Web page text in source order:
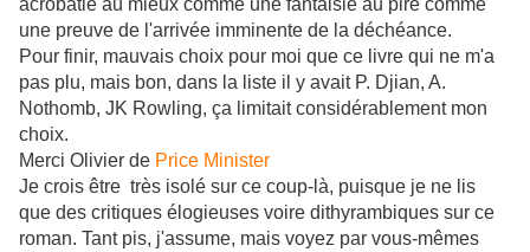
acrobatie au mieux comme une fantaisie au pire comme
une preuve de l'arrivée imminente de la déchéance.
Pour finir, mauvais choix pour moi que ce livre qui ne m'a
pas plu, mais bon, dans la liste il y avait P. Djian, A.
Nothomb, JK Rowling, ça limitait considérablement mon
choix.
Merci Olivier de Price Minister
Je crois être très isolé sur ce coup-là, puisque je ne lis
que des critiques élogieuses voire dithyrambiques sur ce
roman. Tant pis, j'assume, mais voyez par vous-mêmes